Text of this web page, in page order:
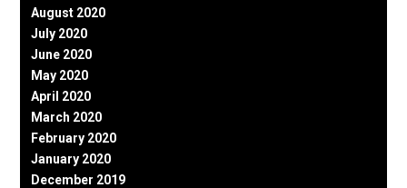
August 2020
July 2020
June 2020
May 2020
April 2020
March 2020
February 2020
January 2020
December 2019